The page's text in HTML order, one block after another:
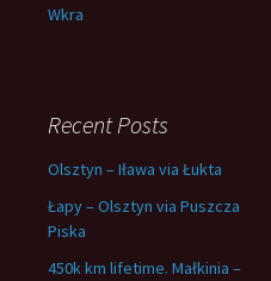
Wkra
Recent Posts
Olsztyn – Iława via Łukta
Łapy – Olsztyn via Puszcza
Piska
450k km lifetime. Małkinia –